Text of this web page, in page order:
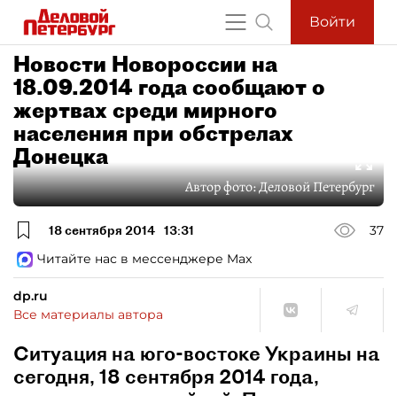
Войти
Новости Новороссии на
18.09.2014 года сообщают о
жертвах среди мирного
населения при обстрелах
Донецка
Автор фото:Деловой Петербург
18 сентября 2014 13:31
37
Читайте нас в мессенджере Max
dp.ru
Все материалы автора
Ситуация на юго-востоке Украины на
сегодня, 18 сентября 2014 года,